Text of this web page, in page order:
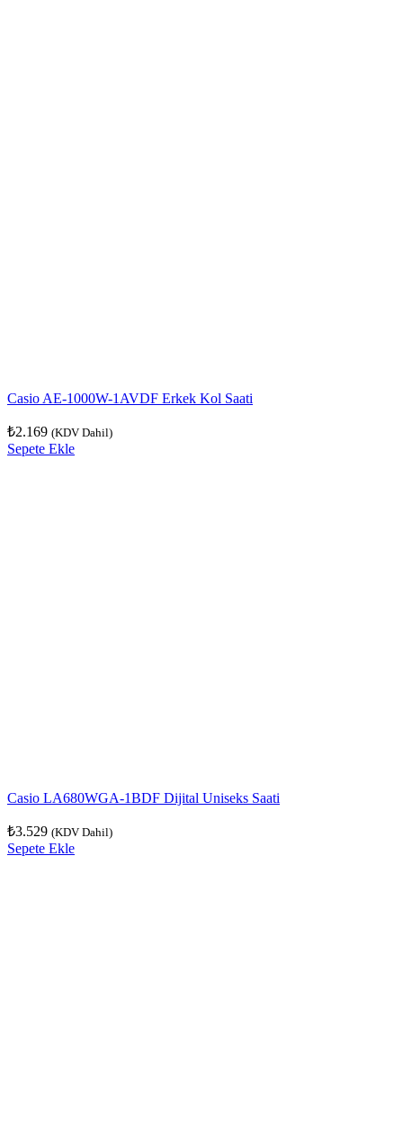
Casio AE-1000W-1AVDF Erkek Kol Saati
₺2.169 (KDV Dahil)
Sepete Ekle
Casio LA680WGA-1BDF Dijital Uniseks Saati
₺3.529 (KDV Dahil)
Sepete Ekle